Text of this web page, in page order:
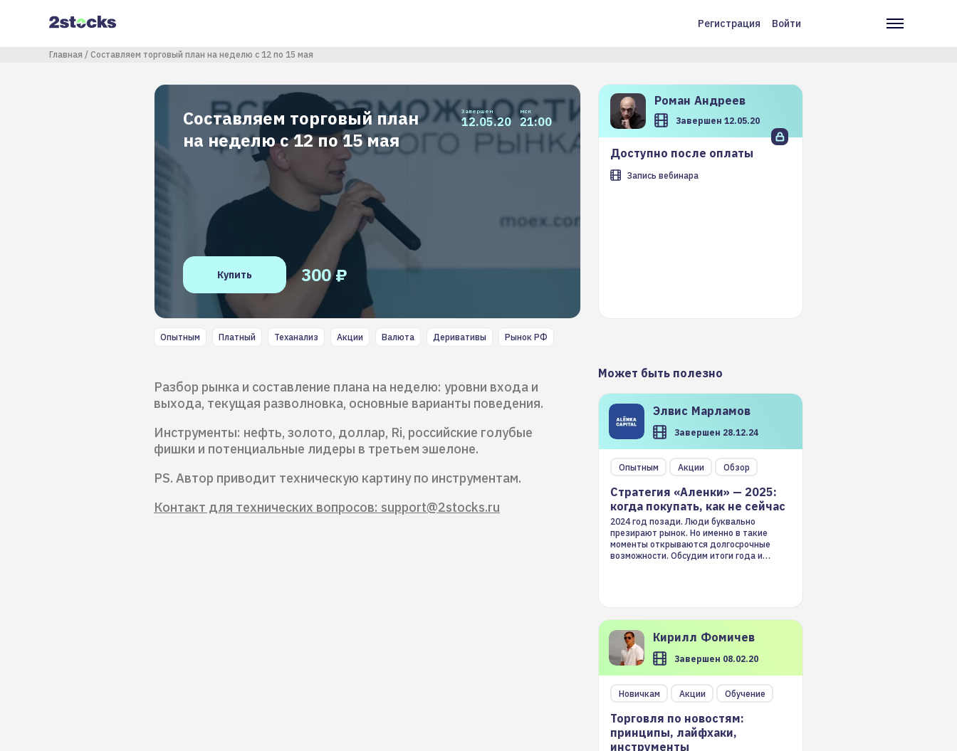
содержанию
Меню
записи
пользователя
Регистрация Войти
Строка навигации
Главная Составляем торговый план на неделю с 12 по 15 мая
Составляем торговый план
на неделю с 12 по 15 мая
Завершен
12.05.20
мск
21:00
300 ₽
Роман Андреев
Завершен 12.05.20
Доступно после оплаты
Запись вебинара
Опытным Платный Теханализ Акции Валюта Деривативы Рынок РФ
Разбор рынка и составление плана на неделю: уровни входа и
выхода, текущая разволновка, основные варианты поведения.
Инструменты: нефть, золото, доллар, Ri, российские голубые
фишки и потенциальные лидеры в третьем эшелоне.
PS. Автор приводит техническую картину по инструментам.
Контакт для технических вопросов: support@2stocks.ru
Может быть полезно
Элвис Марламов
Завершен 28.12.24
Опытным Акции Обзор
Стратегия «Аленки» — 2025:
когда покупать, как не сейчас
2024 год позади. Люди буквально
презирают рынок. Но именно в такие
моменты открываются долгосрочные
возможности. Обсудим итоги года и
Кирилл Фомичев
Завершен 08.02.20
Новичкам Акции Обучение
Торговля по новостям:
принципы, лайфхаки,
инструменты